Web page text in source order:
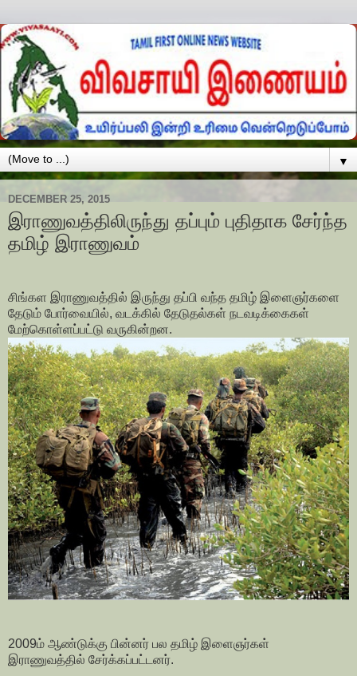
▼
DECEMBER 25, 2015
இராணுவத்திலிருந்து தப்பும் புதிதாக சேர்ந்த
தமிழ் இராணுவம்
சிங்கள இராணுவத்தில் இருந்து தப்பி வந்த தமிழ் இளைஞர்களை
தேடும் போர்வையில், வடக்கில் தேடுதல்கள் நடவடிக்கைகள்
மேற்கொள்ளப்பட்டு வருகின்றன.
2009ம் ஆண்டுக்கு பின்னர் பல தமிழ் இளைஞர்கள்
இராணுவத்தில் சேர்க்கப்பட்டனர்.